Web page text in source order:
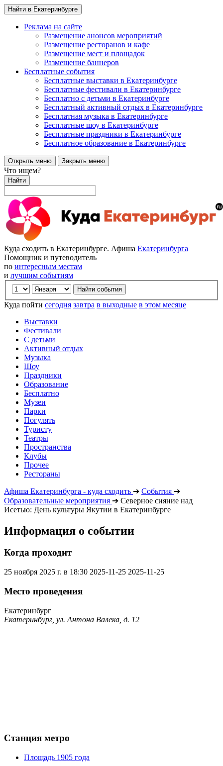
Найти в Екатеринбурге
Реклама на сайте
Размещение анонсов мероприятий
Размещение ресторанов и кафе
Размещение мест и площадок
Размещение баннеров
Бесплатные события
Бесплатные выставки в Екатеринбурге
Бесплатные фестивали в Екатеринбурге
Бесплатно с детьми в Екатеринбурге
Бесплатный активный отдых в Екатеринбурге
Бесплатная музыка в Екатеринбурге
Бесплатные шоу в Екатеринбурге
Бесплатные праздники в Екатеринбурге
Бесплатное образование в Екатеринбурге
Открыть меню Закрыть меню
Что ищем?
Найти
Куда сходить в Екатеринбурге. Афиша Екатеринбурга
Помощник и путеводитель
по интересным местам
и лучшим событиям
Куда пойти сегодня завтра в выходные в этом месяце
Выставки
Фестивали
С детьми
Активный отдых
Музыка
Шоу
Праздники
Образование
Бесплатно
Музеи
Парки
Погулять
Туристу
Театры
Пространства
Клубы
Прочее
Рестораны
Афиша Екатеринбурга - куда сходить ➔ События ➔
Образовательные мероприятия ➔ Северное сияние над
Исетью: День культуры Якутии в Екатеринбурге
Информация о событии
Когда проходит
25 ноября 2025 г. в 18:30 2025-11-25 2025-11-25
Место проведения
Екатеринбург
Екатеринбург, ул. Антона Валека, д. 12
Станция метро
Площадь 1905 года